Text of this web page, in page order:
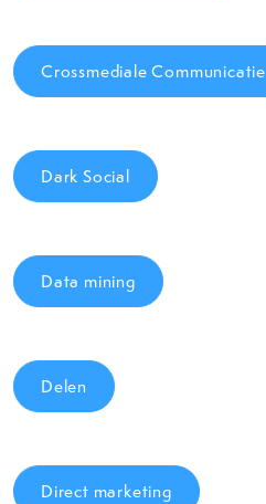
Crossmediale Communicatie
Dark Social
Data mining
Delen
Direct marketing